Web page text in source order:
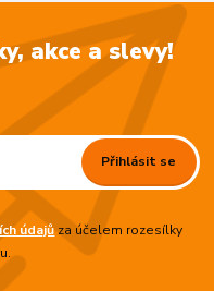
akce a slevy!
Přihlásit se
údajůza účelem rozesílky